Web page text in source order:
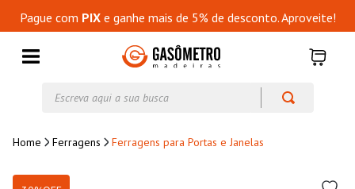
Pague com PIXe ganhe mais de 5% de desconto. Aproveite!
Ferragens Ferragens para Portas e Janelas